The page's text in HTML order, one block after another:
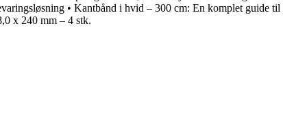
• Kantbånd i hvid – 300 cm: En komplet guide til
x 240 mm – 4 stk.